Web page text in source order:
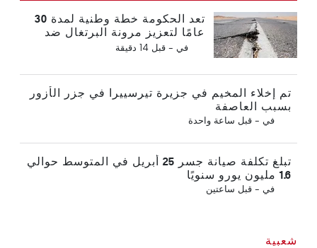
تعد الحكومة خطة وطنية لمدة 30
عامًا لتعزيز مرونة البرتغال ضد
الزلازل الكبرى
في - قبل 14 دقيقة
تم إخلاء المخيم في جزيرة تيرسييرا في جزر الأزور
بسبب العاصفة
في - قبل ساعة واحدة
تبلغ تكلفة صيانة جسر 25 أبريل في المتوسط حوالي
1.6 مليون يورو سنويًا
في - قبل ساعتين
شعبية